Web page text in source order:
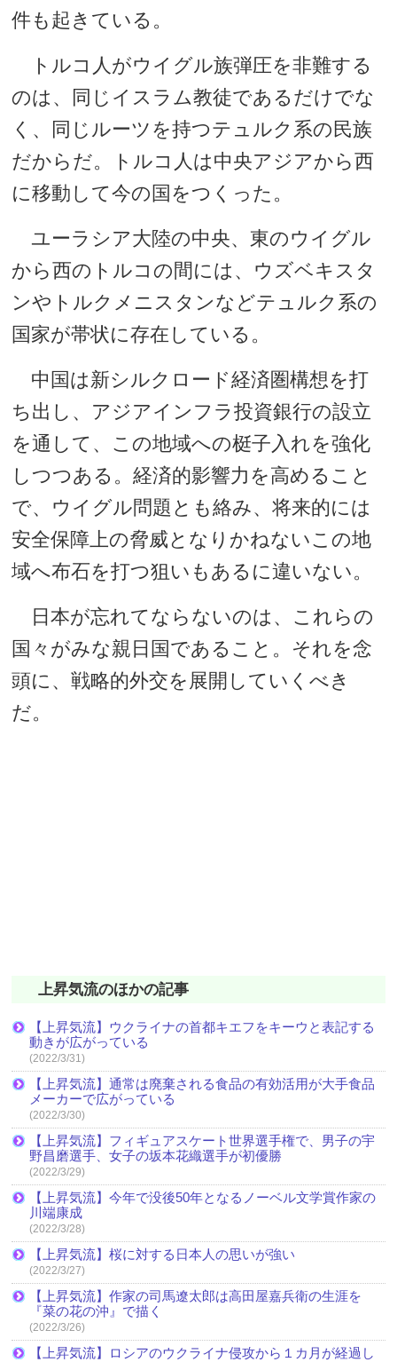
件も起きている。
トルコ人がウイグル族弾圧を非難する
のは、同じイスラム教徒であるだけでな
く、同じルーツを持つテュルク系の民族
だからだ。トルコ人は中央アジアから西
に移動して今の国をつくった。
ユーラシア大陸の中央、東のウイグル
から西のトルコの間には、ウズベキスタ
ンやトルクメニスタンなどテュルク系の
国家が帯状に存在している。
中国は新シルクロード経済圏構想を打
ち出し、アジアインフラ投資銀行の設立
を通して、この地域への梃子入れを強化
しつつある。経済的影響力を高めること
で、ウイグル問題とも絡み、将来的には
安全保障上の脅威となりかねないこの地
域へ布石を打つ狙いもあるに違いない。
日本が忘れてならないのは、これらの
国々がみな親日国であること。それを念
頭に、戦略的外交を展開していくべき
だ。
上昇気流のほかの記事
【上昇気流】ウクライナの首都キエフをキーウと表記する
動きが広がっている
(2022/3/31)
【上昇気流】通常は廃棄される食品の有効活用が大手食品
メーカーで広がっている
(2022/3/30)
【上昇気流】フィギュアスケート世界選手権で、男子の宇
野昌磨選手、女子の坂本花織選手が初優勝
(2022/3/29)
【上昇気流】今年で没後50年となるノーベル文学賞作家の
川端康成
(2022/3/28)
【上昇気流】桜に対する日本人の思いが強い
(2022/3/27)
【上昇気流】作家の司馬遼太郎は高田屋嘉兵衛の生涯を
『菜の花の沖』で描く
(2022/3/26)
【上昇気流】ロシアのウクライナ侵攻から１カ月が経過し